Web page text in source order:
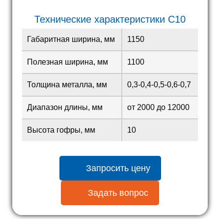
Технические характеристики С10
Габаритная ширина, мм 1150
Полезная ширина, мм 1100
Толщина металла, мм 0,3-0,4-0,5-0,6-0,7
Диапазон длины, мм от 2000 до 12000
Высота гофры, мм 10
Запросить цену
Задать вопрос